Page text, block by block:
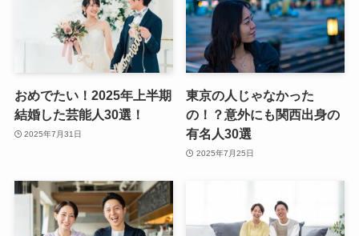
おめでたい！2025年上半期
結婚した芸能人30選！
2025年7月31日
東京の人じゃなかった
の！？意外にも関西出身の
有名人30選
2025年7月25日